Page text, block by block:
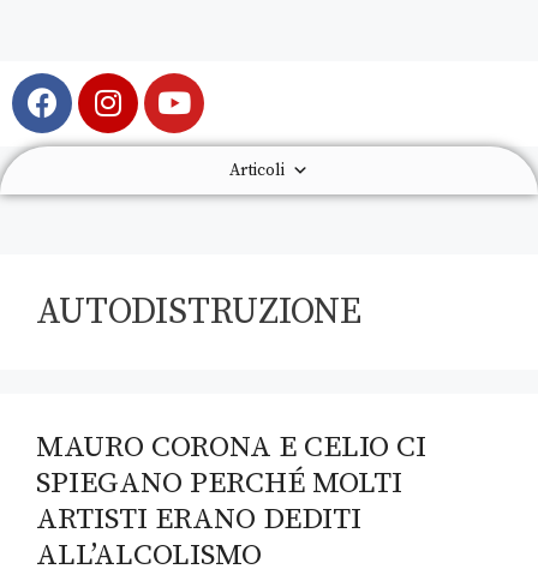
Articoli
AUTODISTRUZIONE
MAURO CORONA E CELIO CI
SPIEGANO PERCHÉ MOLTI
ARTISTI ERANO DEDITI
ALL’ALCOLISMO